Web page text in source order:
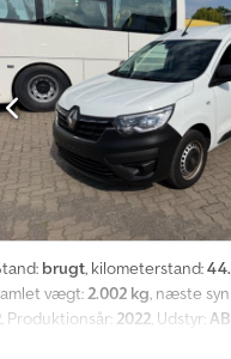
Den har et lavt
22.01.2027 Egenvægt: 4470
7,5 ton Gearkasse:
brugt, kilometerstand:
vægt:2.002 kg, næste syn
, Produktionsår: 2022, Udstyr:
udstyr: Parkeringshjælp bag,